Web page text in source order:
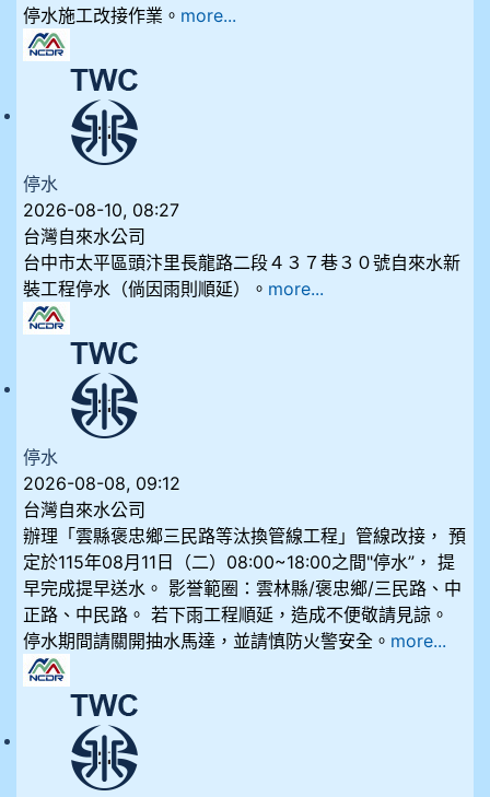
停水施工改接作業。 more...
停水
2026-08-10, 08:27
台灣自來水公司
台中市太平區頭汴里長龍路二段４３７巷３０號自來水新
裝工程停水（倘因雨則順延）。 more...
停水
2026-08-08, 09:12
台灣自來水公司
辦理「雲縣褒忠鄉三民路等汰換管線工程」管線改接， 預
定於115年08月11日（二）08:00~18:00之間"停水”， 提
早完成提早送水。 影誉範圈：雲林縣/褒忠鄉/三民路、中
正路、中民路。 若下雨工程順延，造成不便敬請見諒。
停水期間請關開抽水馬達，並請慎防火警安全。 more...